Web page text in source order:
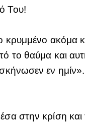
Του!
κρυμμένο ακόμα
το θαύμα και
εν
στην κρίση